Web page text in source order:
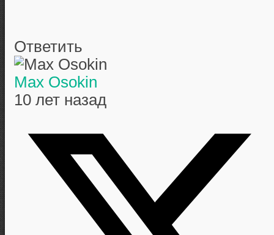
Ответить
Max Osokin
10 лет назад